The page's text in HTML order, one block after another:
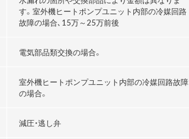
す。室外機ヒートポンプユニット内部の冷媒回路
故障の場合､15万～25万前後
電気部品類交換の場合。
室外機ヒートポンプユニット内部の冷媒回路故障
の場合。
減圧・逃し弁